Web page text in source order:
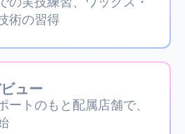
術の習得
ュー
ートのもと配属店舗で、